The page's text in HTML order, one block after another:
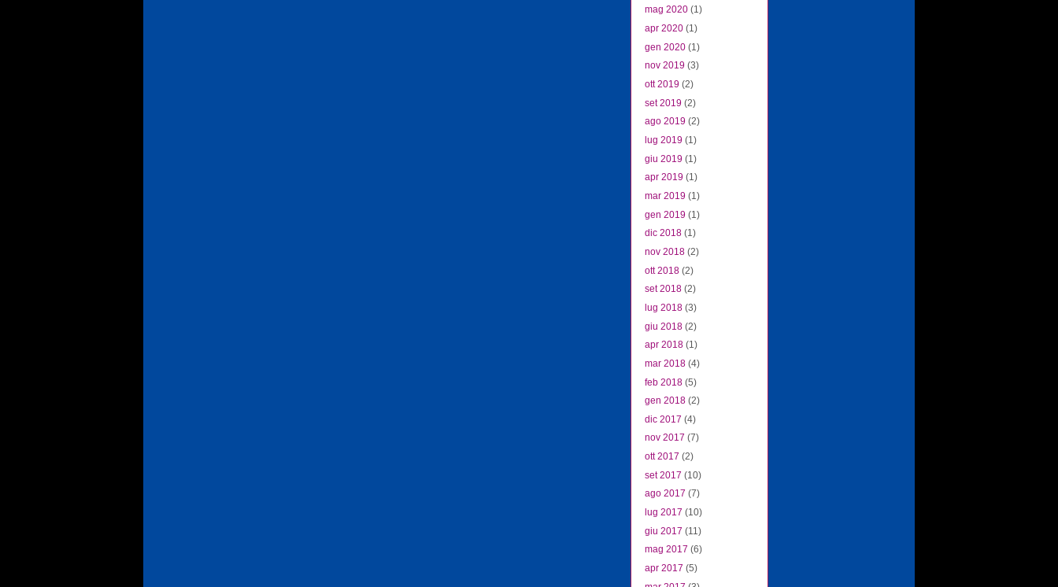
mag 2020 (1)
apr 2020 (1)
gen 2020 (1)
nov 2019 (3)
ott 2019 (2)
set 2019 (2)
ago 2019 (2)
lug 2019 (1)
giu 2019 (1)
apr 2019 (1)
mar 2019 (1)
gen 2019 (1)
dic 2018 (1)
nov 2018 (2)
ott 2018 (2)
set 2018 (2)
lug 2018 (3)
giu 2018 (2)
apr 2018 (1)
mar 2018 (4)
feb 2018 (5)
gen 2018 (2)
dic 2017 (4)
nov 2017 (7)
ott 2017 (2)
set 2017 (10)
ago 2017 (7)
lug 2017 (10)
giu 2017 (11)
mag 2017 (6)
apr 2017 (5)